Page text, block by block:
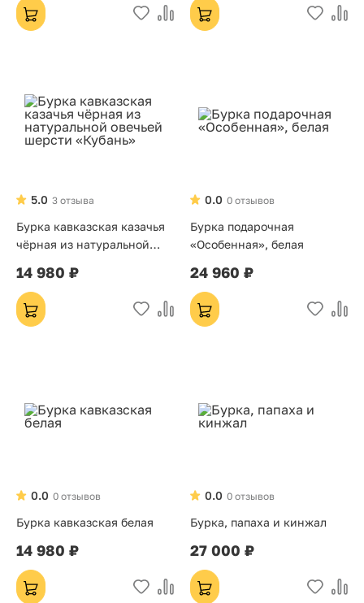
3 отзыва
5.0
Бурка кавказская казачья
чёрная из натуральной
14 980 ₽
0 отзывов
0.0
Бурка подарочная
«Особенная», белая
24 960 ₽
0 отзывов
0.0
Бурка кавказская белая
14 980 ₽
0 отзывов
0.0
Бурка, папаха и кинжал
27 000 ₽